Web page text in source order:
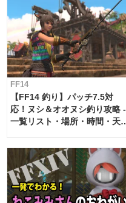
FF14
【FF14 釣り】パッチ7.5対
応！ヌシ＆オオヌシ釣り攻略 -
一覧リスト・場所・時間・天